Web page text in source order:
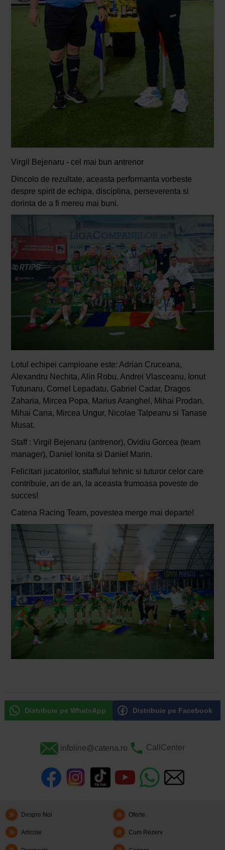
Virgil Bejenaru - cel mai bun antrenor
Dincolo de rezultate, aceasta performanta vorbeste
despre spirit de echipa, disciplina, perseverenta si
dorinta de a fi mereu mai buni.
Lotul echipei campioane este: Adrian Cruceana,
Alexandru Nechita, Alin Robu, Andrei Vlasceanu, Ionut
Tutunaru, Cornel Lepadatu, Gabriel Cadar, Dragos
Zaharia, Mircea Popa, Marius Aranghel, Mihai Prodan,
Mihai Cana, Mircea Ungur, Nicolae Talpeanu si Tanase
Musat.
Staff : Virgil Bejenaru (antrenor), Ovidiu Gorcea (team
manager), Daniel Ionita si Daniel Marin.
Felicitari jucatorilor, staffului tehnic si tuturor celor care
contribuie, an de an, la aceasta frumoasa poveste de
succes!
Catena Racing Team, povestea merge mai departe!
Distribuie pe WhatsApp Distribuie pe Facebook
infoline@catena.ro CallCenter
Despre Noi Oferte
Articole Cum Rezerv